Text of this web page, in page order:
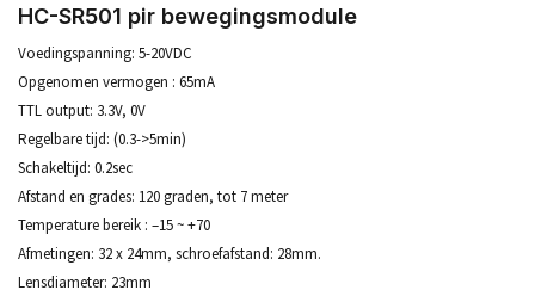
HC-SR501 pir bewegingsmodule
Voedingspanning: 5-20VDC
Opgenomen vermogen : 65mA
TTL output: 3.3V, 0V
Regelbare tijd: (0.3->5min)
Schakeltijd: 0.2sec
Afstand en grades: 120 graden, tot 7 meter
Temperature bereik : –15 ~ +70
Afmetingen: 32 x 24mm, schroefafstand: 28mm.
Lensdiameter: 23mm